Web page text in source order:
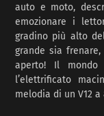
auto e moto,
emozionare i
gradino più alto
grande sia
aperto! Il
l’elettrificato
melodia di un V12